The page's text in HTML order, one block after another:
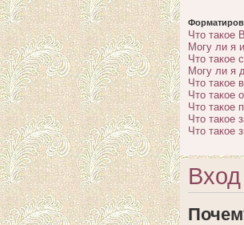
Что такое
Могу ли я
Что такое
Могу ли я
Что такое
Что такое
Что такое
Что такое
Что такое